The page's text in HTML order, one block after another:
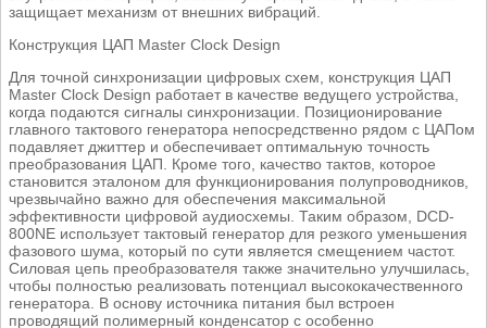
защищает механизм от внешних вибраций.
Конструкция ЦАП Master Clock Design
Для точной синхронизации цифровых схем, конструкция ЦАП
Master Clock Design работает в качестве ведущего устройства,
когда подаются сигналы синхронизации. Позиционирование
главного тактового генератора непосредственно рядом с ЦАПом
подавляет джиттер и обеспечивает оптимальную точность
преобразования ЦАП. Кроме того, качество тактов, которое
становится эталоном для функционирования полупроводников,
чрезвычайно важно для обеспечения максимальной
эффективности цифровой аудиосхемы. Таким образом, DCD-
800NE использует тактовый генератор для резкого уменьшения
фазового шума, который по сути является смещением частот.
Силовая цепь преобразователя также значительно улучшилась,
чтобы полностью реализовать потенциал высококачественного
генератора. В основу источника питания был встроен
проводящий полимерный конденсатор с особенно